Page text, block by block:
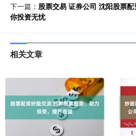
下一篇： 股票交易 证券公司 沈阳股票
你投资无忧
相关文章